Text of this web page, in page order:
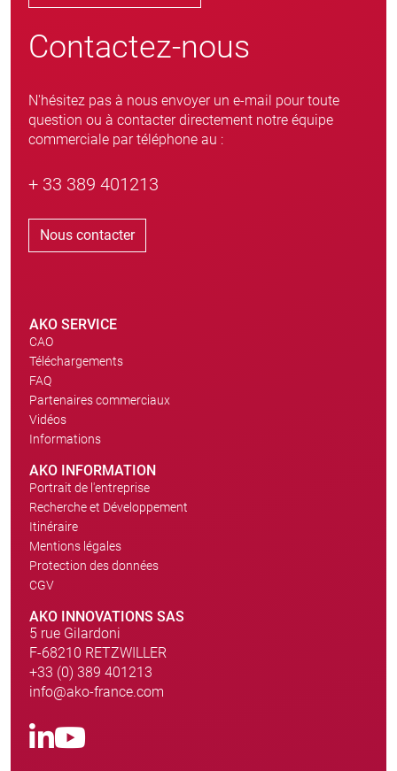
Contactez-nous
N'hésitez pas à nous envoyer un e-mail pour toute
question ou à contacter directement notre équipe
commerciale par téléphone au :
+ 33 389 401213
Nous contacter
AKO SERVICE
CAO
Téléchargements
FAQ
Partenaires commerciaux
Vidéos
Informations
AKO INFORMATION
Portrait de l'entreprise
Recherche et Développement
Itinéraire
Mentions légales
Protection des données
CGV
AKO INNOVATIONS SAS
5 rue Gilardoni
F-68210 RETZWILLER
+33 (0) 389 401213
info@ako-france.com